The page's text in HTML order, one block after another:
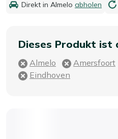
Direkt in Almelo abholen
Dieses Produkt ist
Almelo Amersfoort
Eindhoven